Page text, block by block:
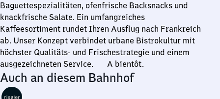
Baguettespezialitäten, ofenfrische Backsnacks und
knackfrische Salate. Ein umfangreiches
Kaffeesortiment rundet Ihren Ausflug nach Frankreich
ab. Unser Konzept verbindet urbane Bistrokultur mit
höchster Qualitäts- und Frischestrategie und einem
ausgezeichneten Service. A bientôt.
Auch an diesem Bahnhof